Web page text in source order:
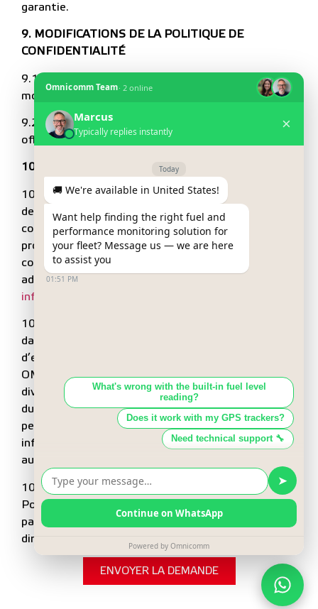
garantie.
9. MODIFICATIONS DE LA POLITIQUE DE
CONFIDENTIALITÉ
9.1. OMNICOMM GROUP se réserve le droit de
modifier la présente Politique à tout moment.
9.2. Toute modification sera publiée sur le site
officiel d’OMNICOMM GROUP.
10. COORDONNÉES
10.1. Pour toute question, préoccupation ou
demande concernant cette politique de
confidentialité, ou pour exercer des droits de
protection des données, les utilisateurs peuvent
contacter OMNICOMM GROUP et ses entités en
adressant une lettre à l’adresse e-mail suivante :
info@omnicomm.ltd
10.2. La Politique entre en vigueur à compter de la
date d’approbation et constitue un document
d’effet direct pour toutes les entités du
OMNICOMM GROUP et est obligatoire pour les
divisions structurelles et les employés des sociétés
du OMNICOMM GROUP, les utilisateurs et les
personnes ou entités qui divulguent leurs
informations personnelles ou données personnelles
au OMNICOMM GROUP et à ses entités.
10.3. Le contrôle de l’implémentation de la
Politique est exercé par des personnes désignées
par OMNICOMM GROUP, lesquelles en sont
directement responsables.
ENVOYER LA DEMANDE